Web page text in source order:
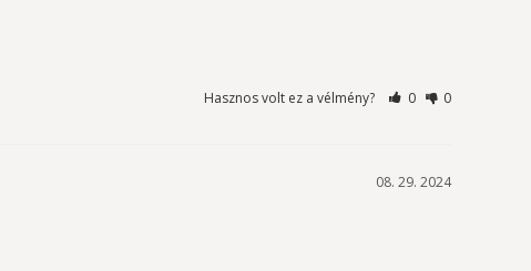
Hasznos volt ez a vélmény? 0 0
08. 29. 2024